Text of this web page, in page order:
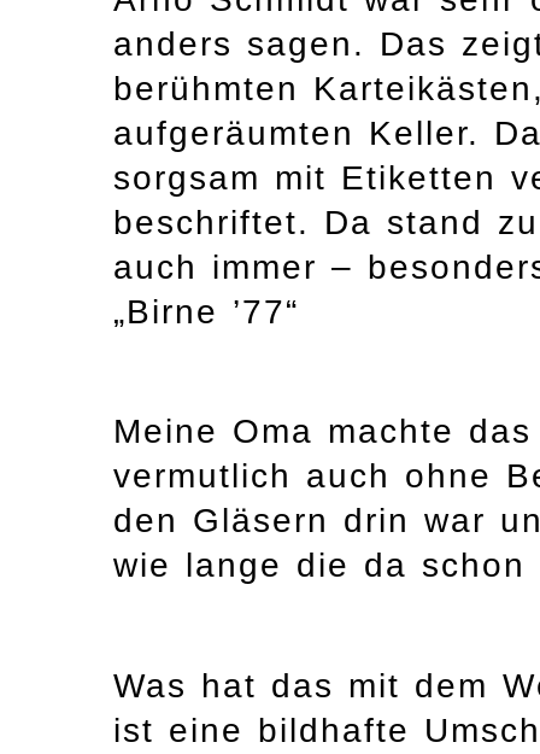
anders sagen. Das
berühmten
aufgeräumten Keller.
sorgsam mit Etiketten
beschriftet. Da stand
auch immer –
„Birne ’77“
Meine Oma machte
vermutlich auch ohne
den Gläsern drin war
wie lange die da schon
Was hat das mit dem
ist eine bildhafte